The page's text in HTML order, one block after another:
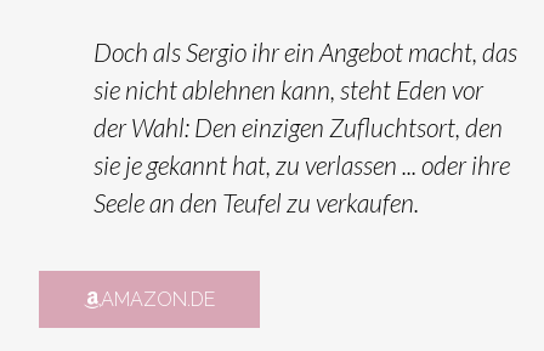
Doch als Sergio ihr ein Angebot macht, das
sie nicht ablehnen kann, steht Eden vor
der Wahl: Den einzigen Zufluchtsort, den
sie je gekannt hat, zu verlassen ... oder ihre
Seele an den Teufel zu verkaufen.
AMAZON.DE